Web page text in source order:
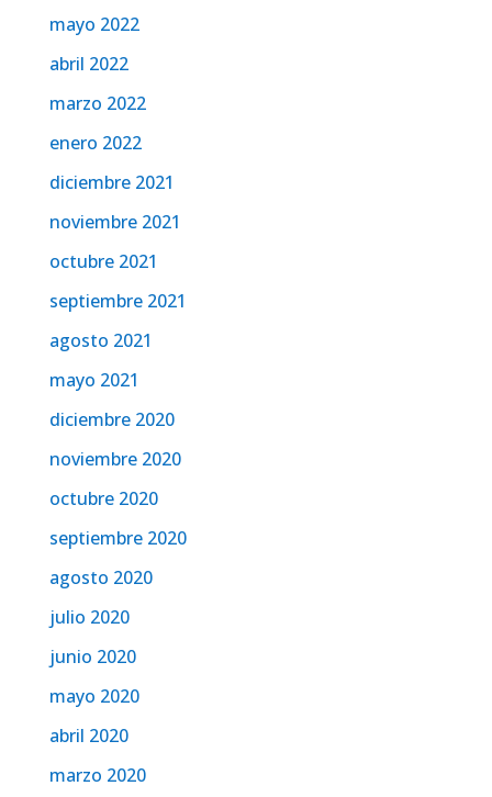
mayo 2022
abril 2022
marzo 2022
enero 2022
diciembre 2021
noviembre 2021
octubre 2021
septiembre 2021
agosto 2021
mayo 2021
diciembre 2020
noviembre 2020
octubre 2020
septiembre 2020
agosto 2020
julio 2020
junio 2020
mayo 2020
abril 2020
marzo 2020